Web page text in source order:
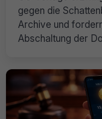
gegen die
Archive und
Abschaltung der